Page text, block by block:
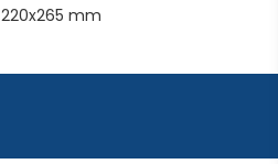
220x265 mm